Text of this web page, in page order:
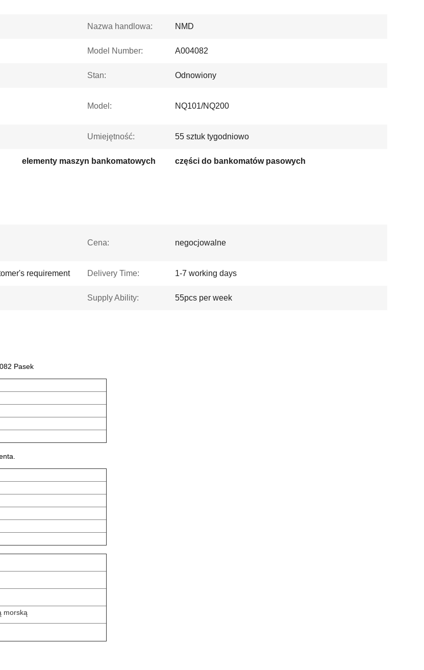
Nazwa handlowa: NMD
Model Number: A004082
Stan: Odnowiony
Model: NQ101/NQ200
Umiejętność: 55 sztuk tygodniowo
elementy maszyn bankomatowych części do bankomatów pasowych
Cena: negocjowalne
requirement Delivery Time: 1-7 working days
Supply Ability: 55pcs per week
Pasek
morską